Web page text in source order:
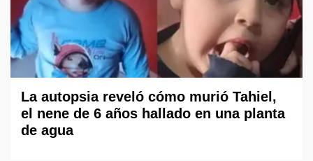
La autopsia reveló cómo murió Tahiel,
el nene de 6 años hallado en una planta
de agua